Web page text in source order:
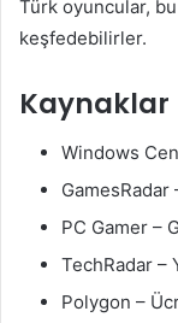
Türk oyuncular,
keşfedebilirler.
Kaynaklar
Windows
PC Gamer –
TechRadar –
Polygon –